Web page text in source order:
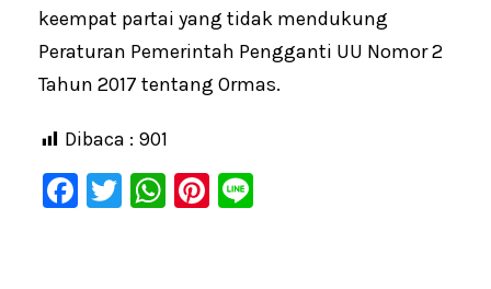
keempat partai yang tidak mendukung
Peraturan Pemerintah Pengganti UU Nomor 2
Tahun 2017 tentang Ormas.
Dibaca : 901
F
T
W Pi